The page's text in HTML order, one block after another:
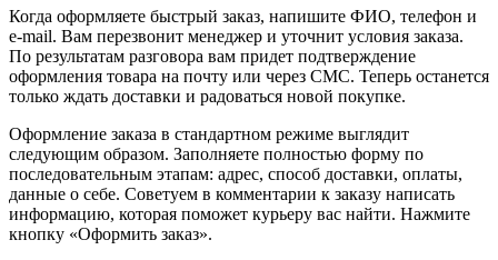
Когда оформляете быстрый заказ, напишите ФИО, телефон и
e-mail. Вам перезвонит менеджер и уточнит условия заказа.
По результатам разговора вам придет подтверждение
оформления товара на почту или через СМС. Теперь останется
только ждать доставки и радоваться новой покупке.
Оформление заказа в стандартном режиме выглядит
следующим образом. Заполняете полностью форму по
последовательным этапам: адрес, способ доставки, оплаты,
данные о себе. Советуем в комментарии к заказу написать
информацию, которая поможет курьеру вас найти. Нажмите
кнопку «Оформить заказ».